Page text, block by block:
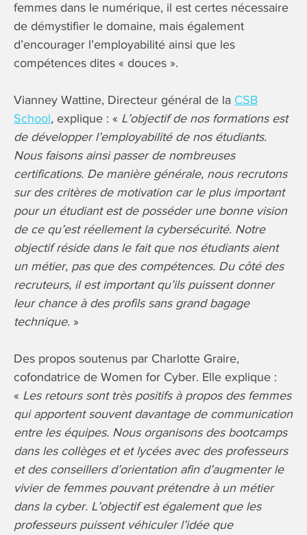
femmes dans le numérique, il est certes nécessaire
de démystifier le domaine, mais également
d’encourager l’employabilité ainsi que les
compétences dites « douces ».
Vianney Wattine, Directeur général de la CSB
School, explique : « L’objectif de nos formations est
de développer l’employabilité de nos étudiants.
Nous faisons ainsi passer de nombreuses
certifications. De manière générale, nous recrutons
sur des critères de motivation car le plus important
pour un étudiant est de posséder une bonne vision
de ce qu’est réellement la cybersécurité. Notre
objectif réside dans le fait que nos étudiants aient
un métier, pas que des compétences. Du côté des
recruteurs, il est important qu’ils puissent donner
leur chance à des profils sans grand bagage
technique. »
Des propos soutenus par Charlotte Graire,
cofondatrice de Women for Cyber. Elle explique :
« Les retours sont très positifs à propos des femmes
qui apportent souvent davantage de communication
entre les équipes. Nous organisons des bootcamps
dans les collèges et et lycées avec des professeurs
et des conseillers d’orientation afin d’augmenter le
vivier de femmes pouvant prétendre à un métier
dans la cyber. L’objectif est également que les
professeurs puissent véhiculer l’idée que